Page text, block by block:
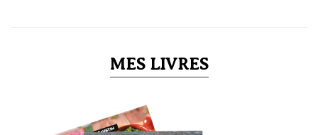
MES LIVRES